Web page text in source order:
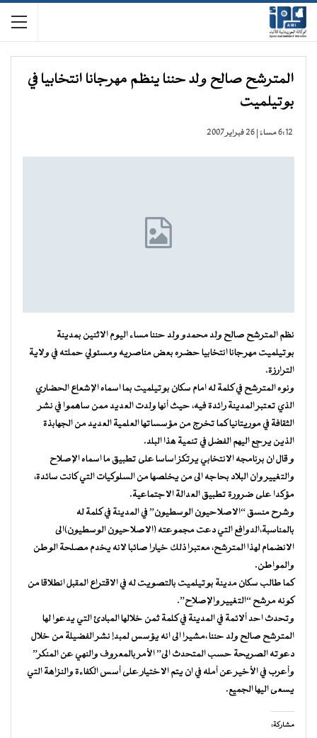
المترشح صالح ولد حننا ينظم مهرجانا انتخابيا في
بوتيلميت
6:12 مساءً | 26 فبراير 2007
نظم المترشح صالح ولد محمدو ولد حننا مساء اليوم الاثنين بمدينة
بوتيلميت مهرجانا انتخابيا حضره بعض مناصريه ومسئولي حملته في ولاية
الترارزة.
ونوه المترشح في كلمة له امام سكان بوتيلميت بما اسماه الإشعاع الحضاري
الذي تعتبر المدينة رائدة فيه، حيث أنها ولدت العديد ممن ساهموا في نشر
الثقافة في موريتانيا كما تخرج من مؤسساتها العلمية العديد من الجهابذة
الذين يرجع اليهم الفضل في تنمية هذا البلد.
و قال ان برنامجه الانتخابي يرتكز اساسا على تطبيق ما اسماه الإصلاح
والتغيير وان البلاد بحاجه الى من يخلصها من السلوكيات التي كانت سائدة،
مؤكدا على ضرورة تطبيق العدالة الاجتماعية.
وشرح منسق “الاصلاحيون الوسطيون” في المدينة في كلمة له
بالمناسبة،الدوافع التي دعت مجموعته (الاصلاحيون الوسطيون)الى
الانضمام لهذا المترشح، معتبرا ذلك خيارا صائبا لانه يخدم مصلحة الوطن
والمواطن.
كما طالب سكان مدينة بوتيلميت بالتصويت له في الاقتراع المقبل انطلاقا من
كونه مرشح “التغيير والإصلاح”.
وتحدث احد ألائمة في المدينة في كلمة ثمن خلالها المبادئ التي يدعوا لها
المترشح صالح ولد حننا ،مشيرا الى انه يؤسس لمبدإ نشر الفضيلة من خلال
دعوته الصريحة حسب المتحدث الى” الأمر بالمعروف والنهي عن المنكر”
وأعرب في الأخير عن أمله في ان يتم الاختيار على أسس الكفاءة والنزاهة التي
يسعى اليها الجميع.
مشاركة: